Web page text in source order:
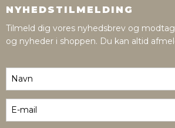
NYHEDSTILMELDING
Tilmeld dig vores nyhedsbrev og
og nyheder i shoppen. Du kan altid